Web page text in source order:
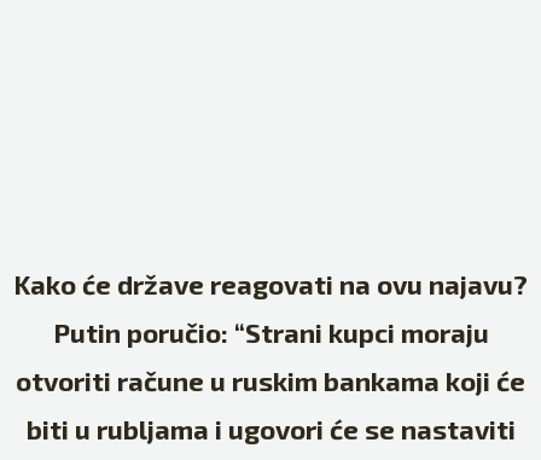
Kako će države reagovati na ovu najavu?
Putin poručio: “Strani kupci moraju
otvoriti račune u ruskim bankama koji će
biti u rubljama i ugovori će se nastaviti